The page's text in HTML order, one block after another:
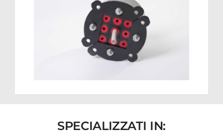
SPECIALIZZATI IN: